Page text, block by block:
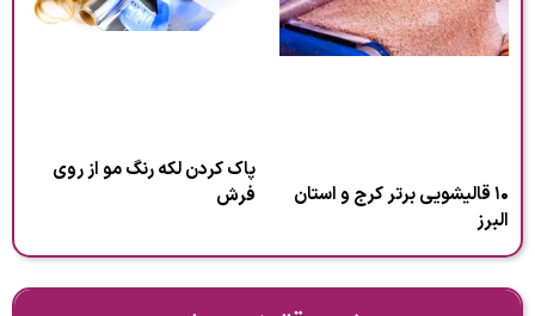
۱۰ قالیشویی برتر کرج و استان
البرز
پاک کردن لکه رنگ مو از روی
فرش